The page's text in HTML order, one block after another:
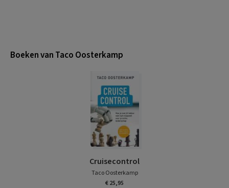
Boeken van Taco Oosterkamp
Cruisecontrol
Taco Oosterkamp
€ 25,95